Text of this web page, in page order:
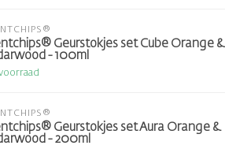
Geurstokjes set Cube Orange &
- 100ml
Geurstokjes set Aura Orange &
- 200ml